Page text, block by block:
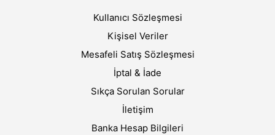
Kullanıcı Sözleşmesi
Kişisel Veriler
Mesafeli Satış Sözleşmesi
İptal & İade
Sıkça Sorulan Sorular
İletişim
Banka Hesap Bilgileri